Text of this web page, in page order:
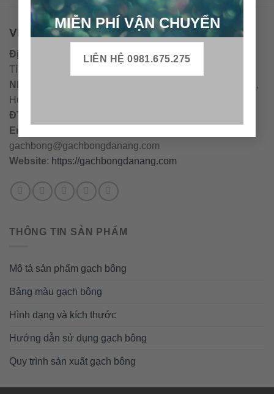
MIỄN PHÍ VẬN CHUYỂN
LIÊN HỆ 0981.675.275
VPĐD - CTY TNHH GẠCH BÔNG VIỆT NAM
Địa chỉ:
CCN Quán Lát, Xã Đức Chánh, Huyện Mộ Đức,
Tỉnh Quảng Ngãi
Nhà máy miền trung:
L1 CCN Quán Lát, Xã Đức Chánh,
Huyện Mộ Đức, Tỉnh Quảng Ngãi, Việt Nam
ĐT
Email
gachbong@gachbongdanang.com
Website: https://gachbongdanang.com
THÔNG TIN SẢN PHẨM
Mô tả sản phẩm gạch bông
Bảng màu gạch bông
Hình dạng và kích thước
Hướng dẫn sử dụng gạch bông
Quy trình sản xuất gạch bông